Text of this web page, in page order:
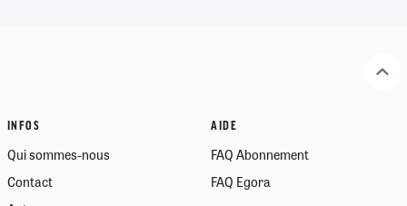
INFOS
Qui sommes-nous
Contact
AIDE
FAQ Abonnement
FAQ Egora